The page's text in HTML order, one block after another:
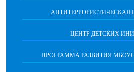
АНТИТЕРРОРИСТИЧЕСКАЯ
ЦЕНТР ДЕТСКИХ
ПРОГРАММА РАЗВИТИЯ